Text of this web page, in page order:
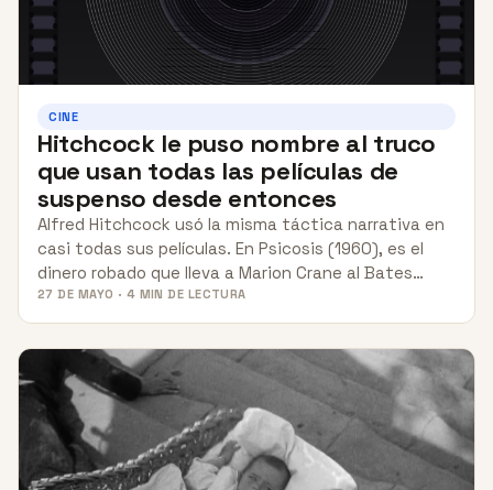
CINE
Hitchcock le puso nombre al truco
que usan todas las películas de
suspenso desde entonces
Alfred Hitchcock usó la misma táctica narrativa en
casi todas sus películas. En Psicosis (1960), es el
dinero robado que lleva a Marion Crane al Bates…
27 DE MAYO · 4 MIN DE LECTURA